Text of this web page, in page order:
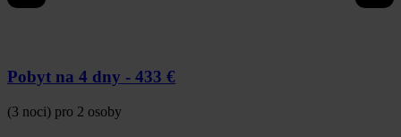
Pobyt na 4 dny - 433 €
(3 noci) pro 2 osoby